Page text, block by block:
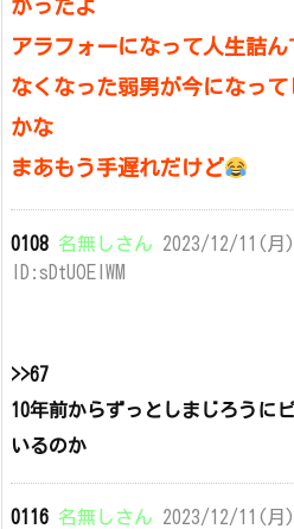
かったよ
アラフォーになって人生詰
なくなった弱男が今になっ
かな
まあもう手遅れだけど
0108 名無しさん 2023/12/11(
ID:sDtUOElWM
>>67
10年前からずっとしまじろうに
いるのか
0116 名無しさん 2023/12/11(